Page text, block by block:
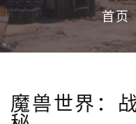
首页
魔兽世界：